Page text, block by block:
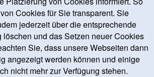
Cookies für Sie transparent. Sie
jederzeit über die entsprechende
und das Setzen neuer Cookies
Sie, dass unsere Webseiten dann
angezeigt werden können und einige
nicht mehr zur Verfügung stehen.